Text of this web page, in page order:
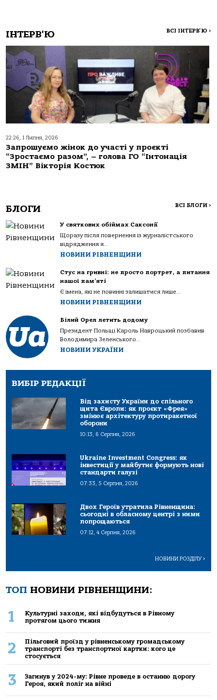
ІНТЕРВ'Ю ВСІ ІНТЕРВ'Ю >
22:26, 1 Липня, 2026
Запрошуємо жінок до участі у проєкті
“Зростаємо разом”, – голова ГО “Інтонація
ЗМІН” Вікторія Костюк
БЛОГИ ВСІ БЛОГИ >
У святкових обіймах Саксонії
Щоразу після повернення із журналістського
відрядження я...
НОВИНИ РІВНЕНЩИНИ
Стус на гривні: не просто портрет, а питання
нашої пам’яті
Є імена, які не повинні залишатися лише...
НОВИНИ РІВНЕНЩИНИ
Білий Орел летить додому
Президент Польщі Кароль Навроцький позбавив
Володимира Зеленського...
НОВИНИ УКРАЇНИ
ВИБІР РЕДАКЦІЇ
Від захисту України до спільного
щита Європи: як проєкт «Фрея»
змінює архітектуру протиракетної
оборони
10:13, 6 Серпня, 2026
Ukraine Investment Congress: як
інвестиції у майбутнє формують нові
стандарти галузі
07:33, 5 Серпня, 2026
Двох Героїв утратила Рівненщина:
сьогодні в обласному центрі з ними
попрощаються
07:12, 4 Серпня, 2026
НОВИНИ РОЗДІЛУ>
ТОП НОВИНИ РІВНЕНЩИНИ:
1
Культурні заходи, які відбудуться в Рівному
протягом цього тижня
2
Пільговий проїзд у рівненському громадському
транспорті без транспортної картки: кого це
стосується
3
Загинув у 2024-му: Рівне проведе в останню дорогу
Героя, який поліг на війні